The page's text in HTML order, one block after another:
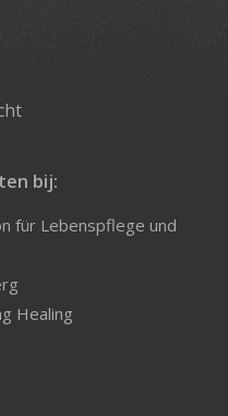
bij:
für Lebenspflege und
Healing